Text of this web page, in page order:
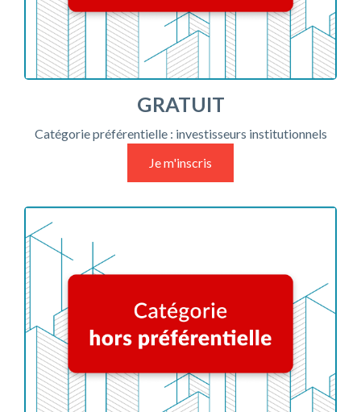
GRATUIT
Catégorie préférentielle : investisseurs institutionnels
Je m'inscris